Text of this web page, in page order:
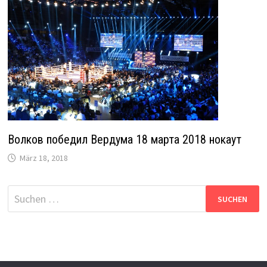
Волков победил Вердума 18 марта 2018 нокаут
März 18, 2018
Suche
nach: